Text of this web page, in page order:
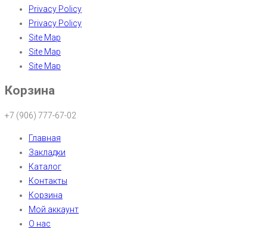
Privacy Policy
Privacy Policy
Site Map
Site Map
Site Map
Корзина
+7 (906) 777-67-02
Главная
Закладки
Каталог
Контакты
Корзина
Мой аккаунт
О нас